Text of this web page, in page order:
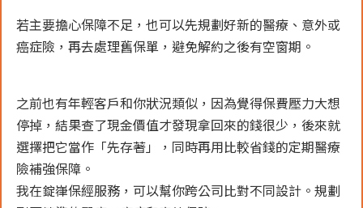
若主要擔心保障不足，也可以先規劃好新的醫療、意外或
癌症險，再去處理舊保單，避免解約之後有空窗期。
之前也有年輕客戶和你狀況類似，因為覺得保費壓力大想
停掉，結果查了現金價值才發現拿回來的錢很少，後來就
選擇把它當作「先存著」，同時再用比較省錢的定期醫療
險補強保障。
我在錠嵂保經服務，可以幫你跨公司比對不同設計。規劃